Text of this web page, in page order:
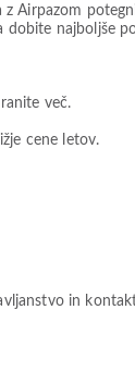
Airpazom
dobite najboljše
več.
cene letov.
in